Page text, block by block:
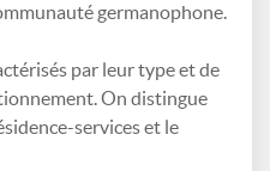
germanophone.
par leur type et de
On distingue
services et le